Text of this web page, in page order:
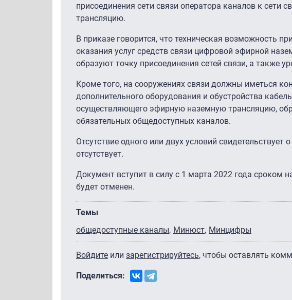
присоединения сети связи оператора каналов к
трансляцию.
В приказе говорится, что техническая возможность
оказания услуг средств связи цифровой эфирной
образуют точку присоединения сетей связи, а также
Кроме того, на сооружениях связи должны иметься
дополнительного оборудования и обустройства
осуществляющего эфирную наземную трансляцию,
обязательных общедоступных каналов.
Отсутствие одного или двух условий
отсутствует.
Документ вступит в силу с 1 марта 2022 года сроком
будет отменен.
Темы
общедоступные каналы Минюст Минцифры
Войдите или зарегистрируйтесь, чтобы оставлять
Поделиться: